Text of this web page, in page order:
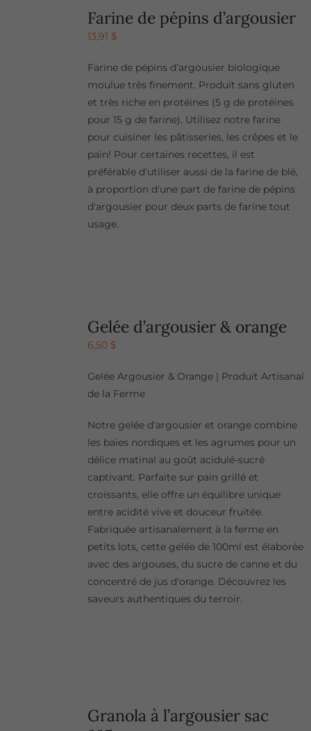
Farine de pépins d’argousier
13,91 $
Farine de pépins d’argousier biologique
moulue très finement. Produit sans gluten
et très riche en protéines (5 g de protéines
pour 15 g de farine). Utilisez notre farine
pour cuisiner les pâtisseries, les crêpes et le
pain! Pour certaines recettes, il est
préférable d'utiliser aussi de la farine de blé,
à proportion d'une part de farine de pépins
d'argousier pour deux parts de farine tout
usage.
Gelée d’argousier & orange
6,50 $
Gelée Argousier & Orange | Produit Artisanal
de la Ferme
Notre gelée d'argousier et orange combine
les baies nordiques et les agrumes pour un
délice matinal au goût acidulé-sucré
captivant. Parfaite sur pain grillé et
croissants, elle offre un équilibre unique
entre acidité vive et douceur fruitée.
Fabriquée artisanalement à la ferme en
petits lots, cette gelée de 100ml est élaborée
avec des argouses, du sucre de canne et du
concentré de jus d'orange. Découvrez les
saveurs authentiques du terroir.
Granola à l’argousier sac